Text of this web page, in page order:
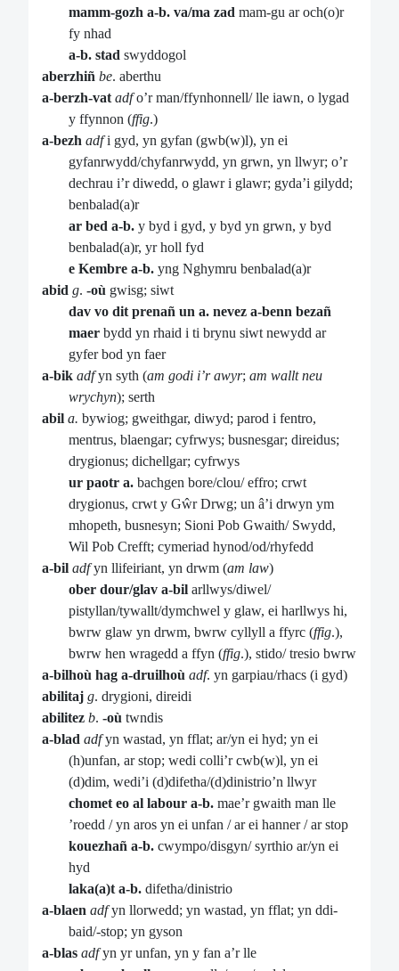
mamm-gozh a-b. va/ma zad mam-gu ar och(o)r
fy nhad
a-b. stad swyddogol
aberzhiñ be. aberthu
a-berzh-vat adfo’r man/ffynhonnell/ lle iawn, o lygad
y ffynnon (ffig.)
a-bezh adfi gyd, yn gyfan (gwb(w)l), yn ei
gyfanrwydd/chyfanrwydd, yn grwn, yn llwyr; o’r
dechrau i’r diwedd, o glawr i glawr; gyda’i gilydd;
benbalad(a)r
ar bed a-b. y byd i gyd, y byd yn grwn, y byd
benbalad(a)r, yr holl fyd
e Kembre a-b. yng Nghymru benbalad(a)r
abid g. -où gwisg; siwt
dav vo dit prenañ un a. nevez a-benn bezañ
maer bydd yn rhaid i ti brynu siwt newydd ar
gyfer bod yn faer
a-bik adfyn syth (am godi i’r awyr; am wallt neu
wrychyn); serth
abil a. bywiog; gweithgar, diwyd; parod i fentro,
mentrus, blaengar; cyfrwys; busnesgar; direidus;
drygionus; dichellgar; cyfrwys
ur paotr a. bachgen bore/clou/ effro; crwt
drygionus, crwt y Gŵr Drwg; un â’i drwyn ym
mhopeth, busnesyn; Sioni Pob Gwaith/ Swydd,
Wil Pob Crefft; cymeriad hynod/od/rhyfedd
a-bil adfyn llifeiriant, yn drwm (am law)
ober dour/glav a-bil arllwys/diwel/
pistyllan/tywallt/dymchwel y glaw, ei harllwys hi,
bwrw glaw yn drwm, bwrw cyllyll a ffyrc (ffig.),
bwrw hen wragedd a ffyn (ffig.), stido/ tresio bwrw
a-bilhoù hag a-druilhoù adf. yn garpiau/rhacs (i gyd)
abilitaj g. drygioni, direidi
abilitez b. -où twndis
a-blad adfyn wastad, yn fflat; ar/yn ei hyd; yn ei
(h)unfan, ar stop; wedi colli’r cwb(w)l, yn ei
(d)dim, wedi’i (d)difetha/(d)dinistrio’n llwyr
chomet eo al labour a-b. mae’r gwaith man lle
’roedd / yn aros yn ei unfan / ar ei hanner / ar stop
kouezhañ a-b. cwympo/disgyn/ syrthio ar/yn ei
hyd
laka(a)t a-b. difetha/dinistrio
a-blaen adfyn llorwedd; yn wastad, yn fflat; yn ddi-
baid/-stop; yn gyson
a-blas adfyn yr unfan, yn y fan a’r lle